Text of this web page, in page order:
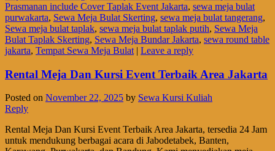
Prasmanan include Cover Taplak Event Jakarta, sewa meja bulat
purwakarta, Sewa Meja Bulat Skerting, sewa meja bulat tangerang,
Sewa meja bulat taplak, sewa meja bulat taplak putih, Sewa Meja
Bulat Taplak Skerting, Sewa Meja Bundar Jakarta, sewa round table
jakarta, Tempat Sewa Meja Bulat | Leave a reply
Rental Meja Dan Kursi Event Terbaik Area Jakarta
Posted on November 22, 2025 by Sewa Kursi Kuliah
Reply
Rental Meja Dan Kursi Event Terbaik Area Jakarta, tersedia 24 Jam
untuk mendukung berbagai acara di Jabodetabek, Banten,